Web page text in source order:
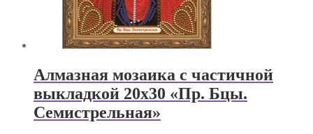
Алмазная мозаика с частичной
выкладкой 20х30 «Пр. Бцы.
Семистрельная»